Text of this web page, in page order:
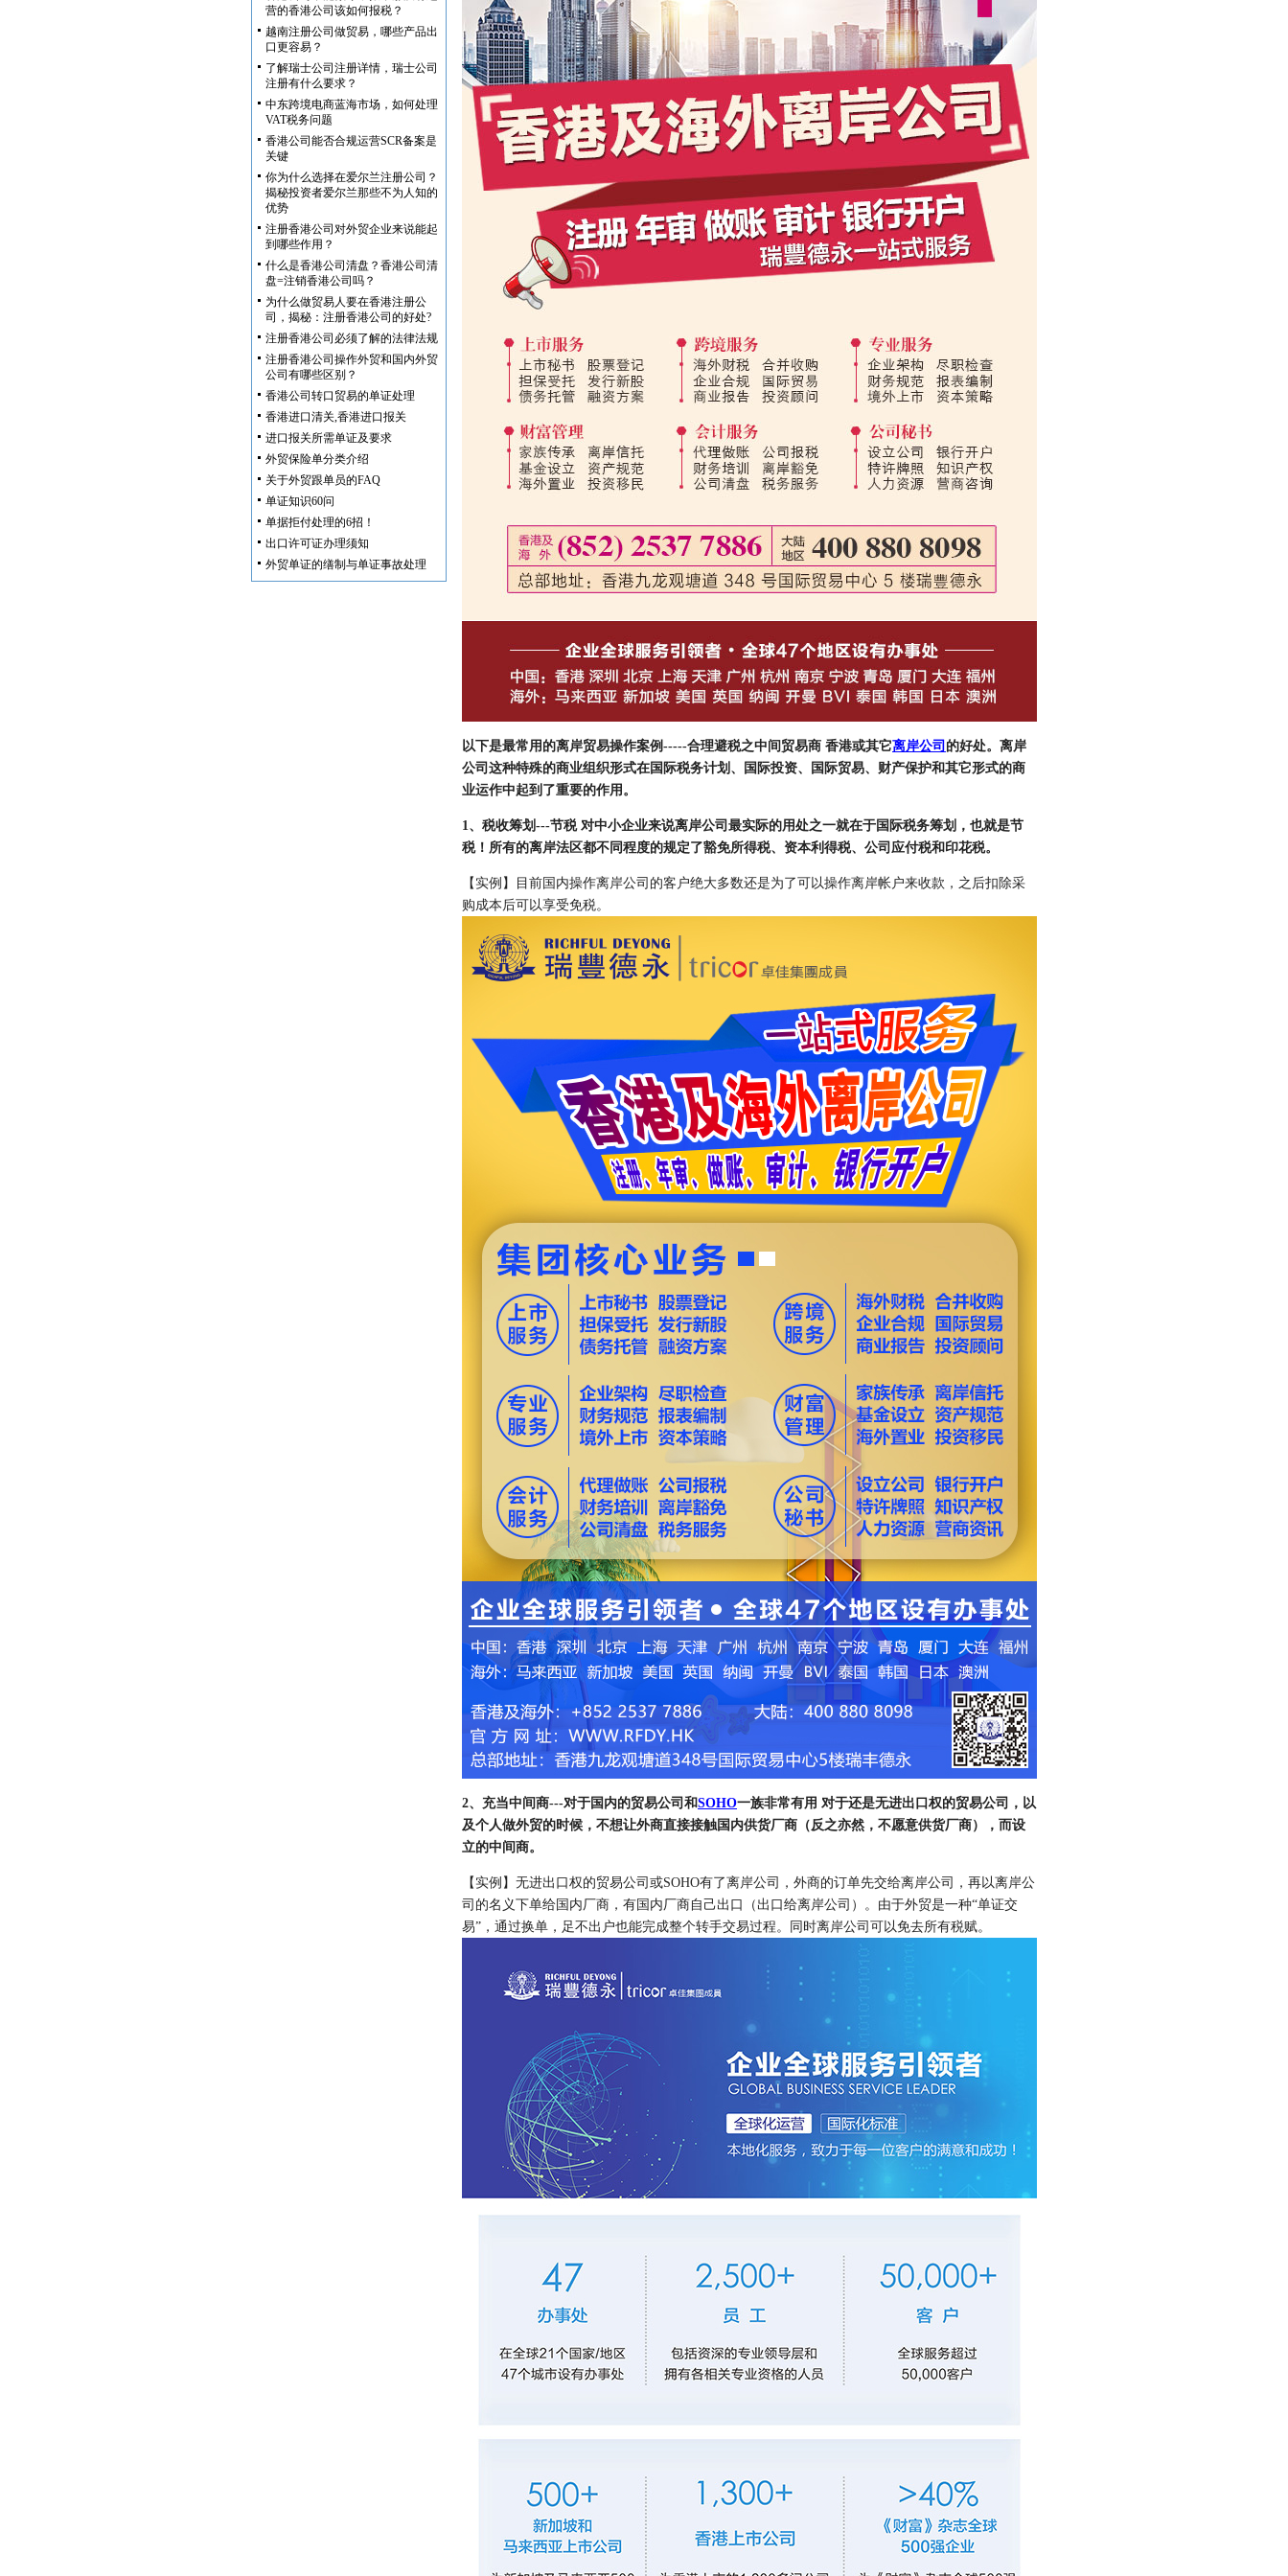
营的香港公司该如何报税？
越南注册公司做贸易，哪些产品出
口更容易？
了解瑞士公司注册详情，瑞士公司
注册有什么要求？
中东跨境电商蓝海市场，如何处理
VAT税务问题
香港公司能否合规运营SCR备案是
关键
你为什么选择在爱尔兰注册公司？
揭秘投资者爱尔兰那些不为人知的
优势
注册香港公司对外贸企业来说能起
到哪些作用？
什么是香港公司清盘？香港公司清
盘=注销香港公司吗？
为什么做贸易人要在香港注册公
司，揭秘：注册香港公司的好处?
注册香港公司必须了解的法律法规
注册香港公司操作外贸和国内外贸
公司有哪些区别？
香港公司转口贸易的单证处理
香港进口清关,香港进口报关
进口报关所需单证及要求
外贸保险单分类介绍
关于外贸跟单员的FAQ
单证知识60问
单据拒付处理的6招！
出口许可证办理须知
外贸单证的缮制与单证事故处理
以下是最常用的离岸贸易操作案例-----合理避税之中间贸易商 香港或其它离岸公司 的好处。离岸
公司这种特殊的商业组织形式在国际税务计划、国际投资、国际贸易、财产保护和其它形式的商
业运作中起到了重要的作用。
1、税收筹划---节税 对中小企业来说离岸公司最实际的用处之一就在于国际税务筹划，也就是节
税！所有的离岸法区都不同程度的规定了豁免所得税、资本利得税、公司应付税和印花税。
【实例】目前国内操作离岸公司的客户绝大多数还是为了可以操作离岸帐户来收款，之后扣除采
购成本后可以享受免税。
2、充当中间商---对于国内的贸易公司和SOHO一族非常有用 对于还是无进出口权的贸易公司，以
及个人做外贸的时候，不想让外商直接接触国内供货厂商（反之亦然，不愿意供货厂商），而设
立的中间商。
【实例】无进出口权的贸易公司或SOHO有了离岸公司，外商的订单先交给离岸公司，再以离岸公
司的名义下单给国内厂商，有国内厂商自己出口（出口给离岸公司）。由于外贸是一种“单证交
易”，通过换单，足不出户也能完成整个转手交易过程。同时离岸公司可以免去所有税赋。